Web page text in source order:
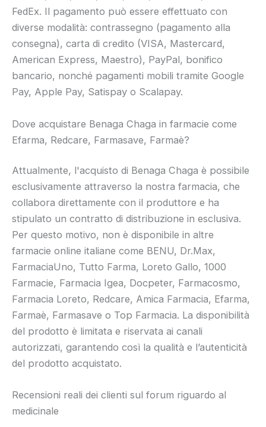
FedEx. Il pagamento può essere effettuato con
diverse modalità: contrassegno (pagamento alla
consegna), carta di credito (VISA, Mastercard,
American Express, Maestro), PayPal, bonifico
bancario, nonché pagamenti mobili tramite Google
Pay, Apple Pay, Satispay o Scalapay.
Dove acquistare Benaga Chaga in farmacie come
Efarma, Redcare, Farmasave, Farmaè?
Attualmente, l'acquisto di Benaga Chaga è possibile
esclusivamente attraverso la nostra farmacia, che
collabora direttamente con il produttore e ha
stipulato un contratto di distribuzione in esclusiva.
Per questo motivo, non è disponibile in altre
farmacie online italiane come BENU, Dr.Max,
FarmaciaUno, Tutto Farma, Loreto Gallo, 1000
Farmacie, Farmacia Igea, Docpeter, Farmacosmo,
Farmacia Loreto, Redcare, Amica Farmacia, Efarma,
Farmaè, Farmasave o Top Farmacia. La disponibilità
del prodotto è limitata e riservata ai canali
autorizzati, garantendo così la qualità e l’autenticità
del prodotto acquistato.
Recensioni reali dei clienti sul forum riguardo al
medicinale